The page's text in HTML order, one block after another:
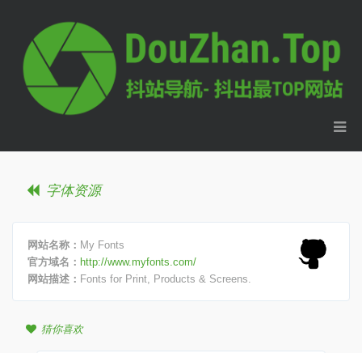
字体资源
网站名称： My Fonts
官方域名： http://www.myfonts.com/
网站描述： Fonts for Print, Products & Screens.
猜你喜欢